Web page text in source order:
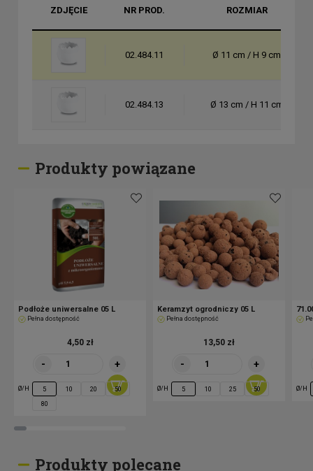
ZDJĘCIE NR PROD. ROZMIAR
02.484.11 Ø 11 cm / H 9 cm
02.484.13 Ø 13 cm / H 11 cm
Produkty powiązane
Podłoże uniwersalne 05 L
Pełna dostępność
4,50 zł
- +
Ø/H 5 10 20 50
80
Keramzyt ogrodniczy 05 L
Pełna dostępność
13,50 zł
- +
Ø/H 5 10 25 50 Ø/H
Produkty polecane